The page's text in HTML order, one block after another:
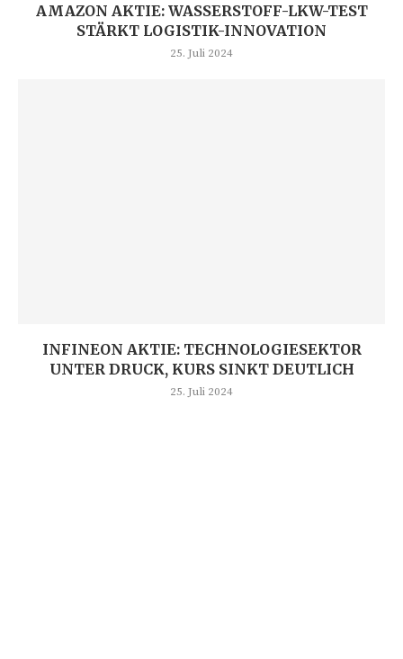
AMAZON AKTIE: WASSERSTOFF-LKW-TEST
STÄRKT LOGISTIK-INNOVATION
25. Juli 2024
INFINEON AKTIE: TECHNOLOGIESEKTOR
UNTER DRUCK, KURS SINKT DEUTLICH
25. Juli 2024